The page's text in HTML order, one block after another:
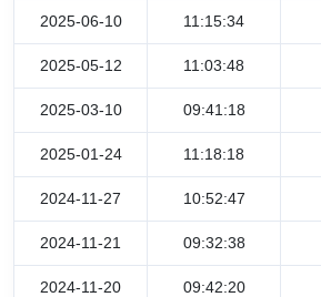
2025-06-10 11:15:34
2025-05-12 11:03:48
2025-03-10 09:41:18
2025-01-24 11:18:18
2024-11-27 10:52:47
2024-11-21 09:32:38
2024-11-20 09:42:20